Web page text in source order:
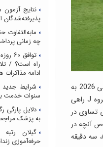
رالف رانگنیک که شاگردانش صبح امروز (یکشنبه ـ به وقت تهران) در آخرین بازی خود در مرحله گروهی جام جهانی 2026 به
تساوی 3 ـ 3 مقابل الجزایر رضایت دادند و به خاطر تفاضل گل بهتر نسبت به حریف آفریقایی خود، به عنوان تیم دوم گروه J راهی
تساوی در
خصوص آنچه در
پاسخ داده شد)، سه دقیقه
نتایج
پذیرفته‌شدگان از ۱۹
چه زمانی
راه است؟ /
ادامه
شرایط جدید
سنوات خدمت
دلایل
به پزشک
گیلان
حرفه‌آموزی